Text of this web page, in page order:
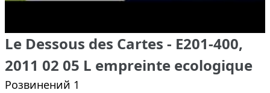
Le Dessous des Cartes - E201-400,
2011 02 05 L empreinte ecologique
Розвинений 1